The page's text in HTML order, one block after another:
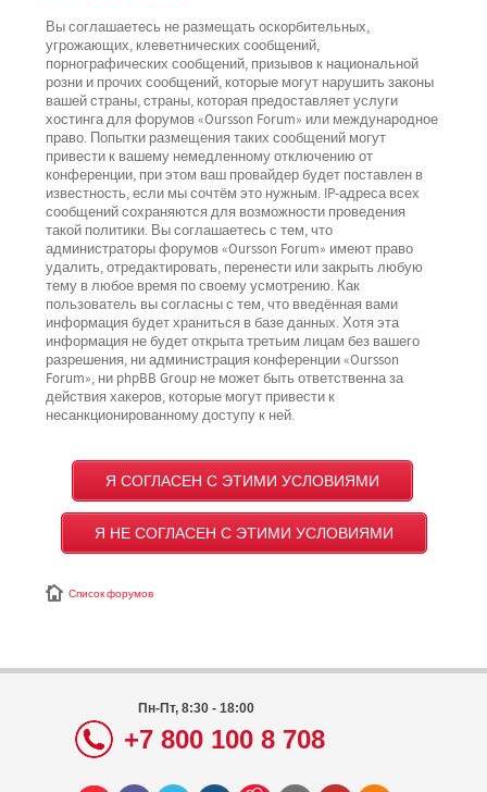
Вы соглашаетесь не размещать оскорбительных,
угрожающих, клеветнических сообщений,
порнографических сообщений, призывов к национальной
розни и прочих сообщений, которые могут нарушить законы
вашей страны, страны, которая предоставляет услуги
хостинга для форумов «Oursson Forum» или международное
право. Попытки размещения таких сообщений могут
привести к вашему немедленному отключению от
конференции, при этом ваш провайдер будет поставлен в
известность, если мы сочтём это нужным. IP-адреса всех
сообщений сохраняются для возможности проведения
такой политики. Вы соглашаетесь с тем, что
администраторы форумов «Oursson Forum» имеют право
удалить, отредактировать, перенести или закрыть любую
тему в любое время по своему усмотрению. Как
пользователь вы согласны с тем, что введённая вами
информация будет храниться в базе данных. Хотя эта
информация не будет открыта третьим лицам без вашего
разрешения, ни администрация конференции «Oursson
Forum», ни phpBB Group не может быть ответственна за
действия хакеров, которые могут привести к
несанкционированному доступу к ней.
Список форумов
Пн-Пт, 8:30 - 18:00
+7 800 100 8 708